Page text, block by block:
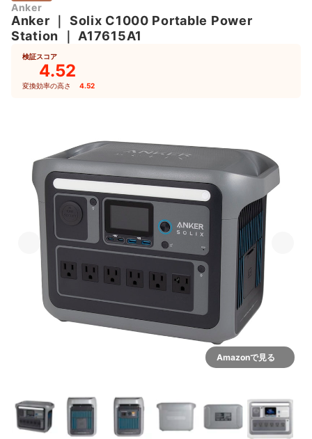
Anker
Anker ｜ Solix C1000 Portable Power
Station ｜ A17615A1
検証スコア
4.52
変換効率の高さ 4.52
Amazonで見る